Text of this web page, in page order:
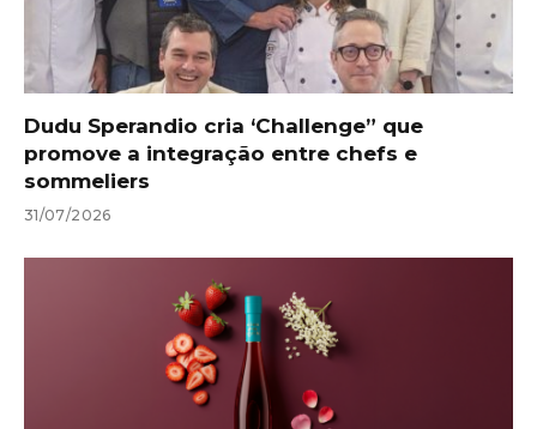
Dudu Sperandio cria ‘Challenge” que
promove a integração entre chefs e
sommeliers
31/07/2026